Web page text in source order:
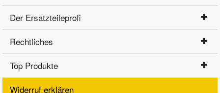
Der Ersatzteileprofi
Rechtliches
Top Produkte
Widerruf erklären